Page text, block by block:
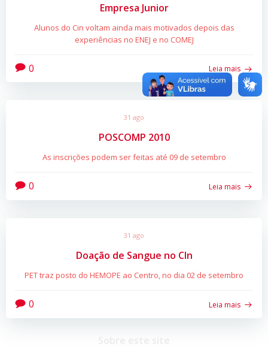
Empresa Junior
Alunos do Cin voltam ainda mais motivados depois das
experiências no ENEJ e no COMEJ
0 Leia mais
31 ago
POSCOMP 2010
As inscrições podem ser feitas até 09 de setembro
0 Leia mais
31 ago
Doação de Sangue no CIn
PET traz posto do HEMOPE ao Centro, no dia 02 de setembro
0 Leia mais